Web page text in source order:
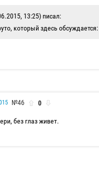
13:25) писал:
который здесь обсуждается:
№46 0
без глаз живет.